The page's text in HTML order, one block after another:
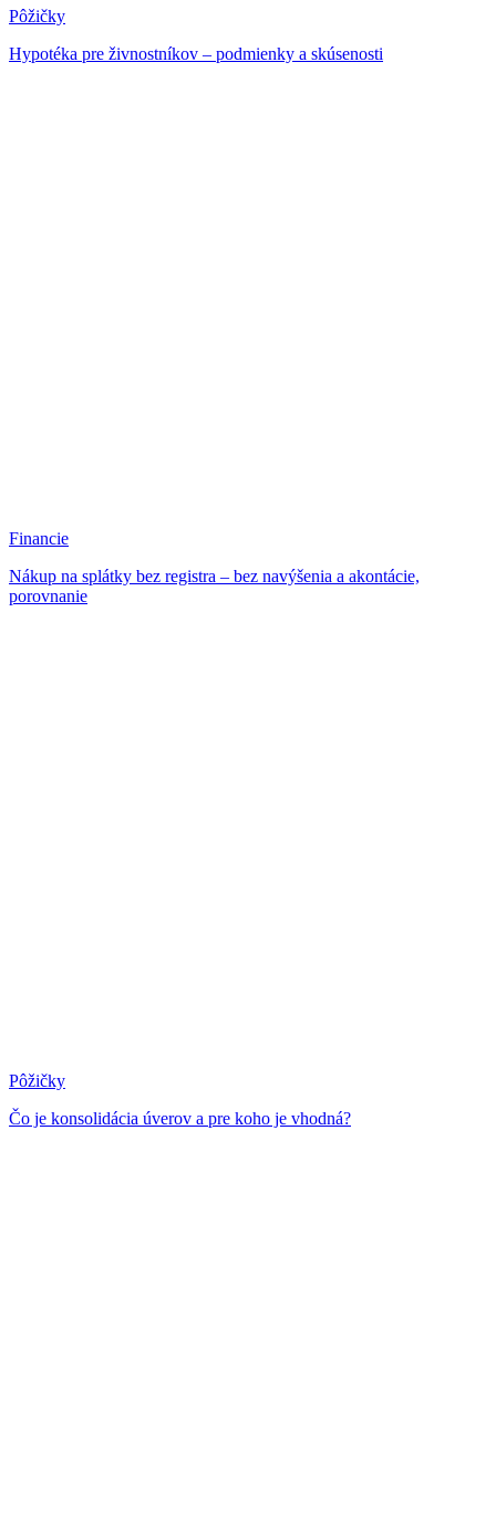
Pôžičky
Hypotéka pre živnostníkov – podmienky a skúsenosti
Financie
Nákup na splátky bez registra – bez navýšenia a akontácie,
porovnanie
Pôžičky
Čo je konsolidácia úverov a pre koho je vhodná?